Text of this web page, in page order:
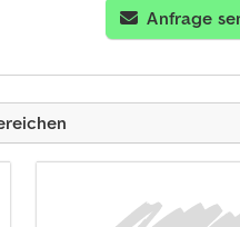
Anfrage